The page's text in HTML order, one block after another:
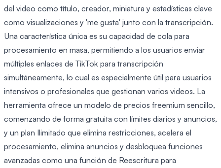
del video como título, creador, miniatura y estadísticas clave
como visualizaciones y 'me gusta' junto con la transcripción.
Una característica única es su capacidad de cola para
procesamiento en masa, permitiendo a los usuarios enviar
múltiples enlaces de TikTok para transcripción
simultáneamente, lo cual es especialmente útil para usuarios
intensivos o profesionales que gestionan varios videos. La
herramienta ofrece un modelo de precios freemium sencillo,
comenzando de forma gratuita con límites diarios y anuncios,
y un plan Ilimitado que elimina restricciones, acelera el
procesamiento, elimina anuncios y desbloquea funciones
avanzadas como una función de Reescritura para